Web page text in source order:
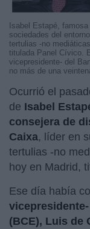
Isabel Estapé,
sociedades del
tertulias -no
titulada Panel Cívico.
vicepresidente- del
no más de una
Ocurrió el
de Isabel
consejera de
Caixa, líder en
tertulias -no
hoy en Madrid,
Ese día había
(BCE), Luis de